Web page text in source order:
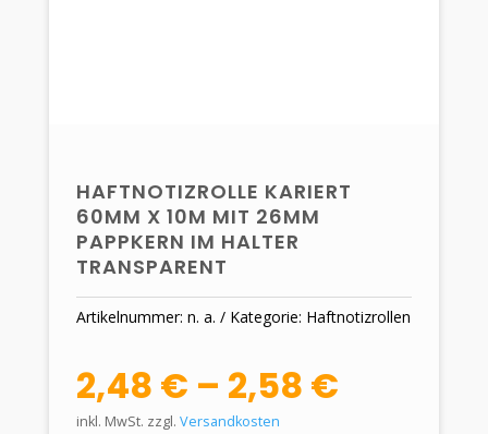
HAFTNOTIZROLLE KARIERT
60MM X 10M MIT 26MM
PAPPKERN IM HALTER
TRANSPARENT
Artikelnummer: n. a. Kategorie: Haftnotizrollen
2,48 € – 2,58 €
inkl. MwSt. zzgl. Versandkosten